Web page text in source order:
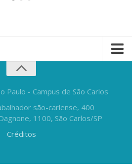
Paulo - Campus de São Carlos
são-carlense, 400
1100, São Carlos/SP
Créditos